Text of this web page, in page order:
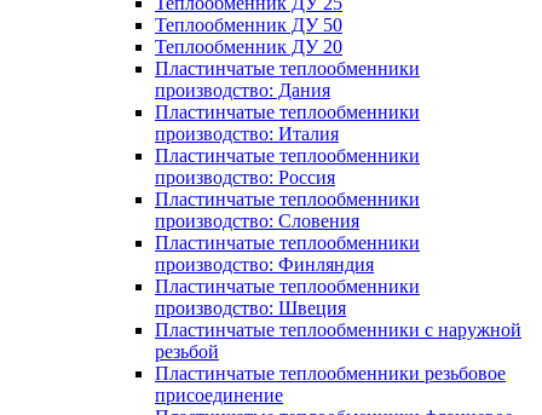
Теплообменник ДУ 50
Теплообменник ДУ 20
Пластинчатые теплообменники
производство: Дания
Пластинчатые теплообменники
производство: Италия
Пластинчатые теплообменники
производство: Россия
Пластинчатые теплообменники
производство: Словения
Пластинчатые теплообменники
производство: Финляндия
Пластинчатые теплообменники
производство: Швеция
Пластинчатые теплообменники с наружной
резьбой
Пластинчатые теплообменники резьбовое
присоединение